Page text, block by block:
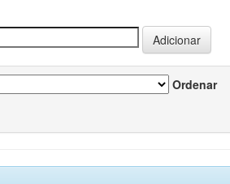
Ordenar